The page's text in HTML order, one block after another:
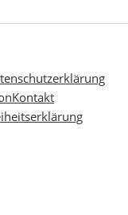
Kontakt